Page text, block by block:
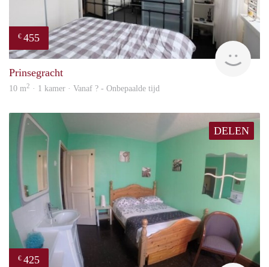
€ 455
Prinsegracht
10 m2 · 1 kamer · Vanaf ? - Onbepaalde tijd
DELEN
€ 425